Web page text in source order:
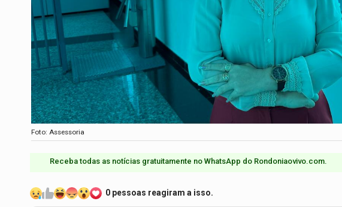
Foto: Assessoria
Receba todas as notícias gratuitamente no WhatsApp do Rondoniaovivo.com.​
0 pessoas reagiram a isso.